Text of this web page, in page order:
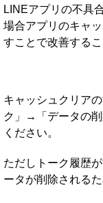
LINEアプリの不具
場合アプリのキャ
すことで改善するこ
キャッシュクリア
ク」→「データの
ください。
ただしトーク履歴
ータが削除される